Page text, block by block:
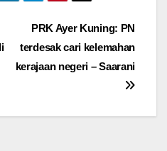
PRK Ayer Kuning: PN
terdesak cari kelemahan
kerajaan negeri – Saarani